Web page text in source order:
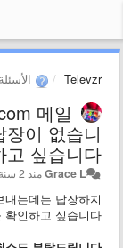
Televzr الأسئلة
메일
이 없습니
싶습니다.
Grace Lمنذ 2 سنة
는데는 답장하지
인하고 싶습니다.